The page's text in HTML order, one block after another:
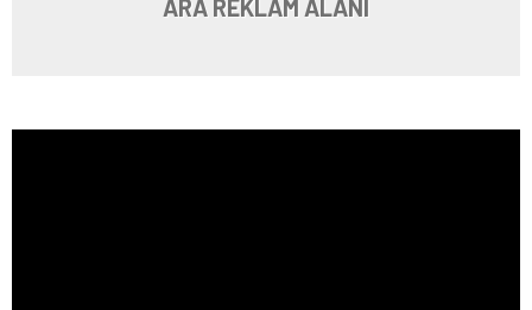
ARA REKLAM ALANI